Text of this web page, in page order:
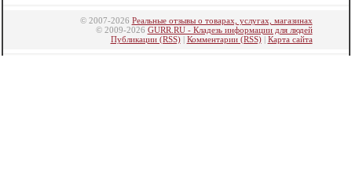
© 2007-2026 Реальные отзывы о товарах, услугах, магазинах
© 2009-2026 GURR.RU - Кладезь информации для людей
Публикации (RSS)| Комментарии (RSS)| Карта сайта